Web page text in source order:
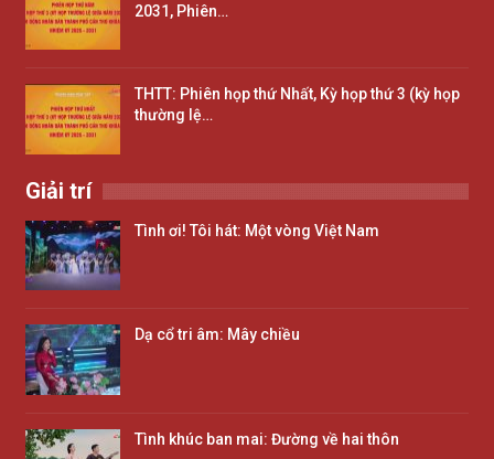
2031, Phiên…
THTT: Phiên họp thứ Nhất, Kỳ họp thứ 3 (kỳ họp
thường lệ…
Giải trí
Tình ơi! Tôi hát: Một vòng Việt Nam
Dạ cổ tri âm: Mây chiều
Tình khúc ban mai: Đường về hai thôn